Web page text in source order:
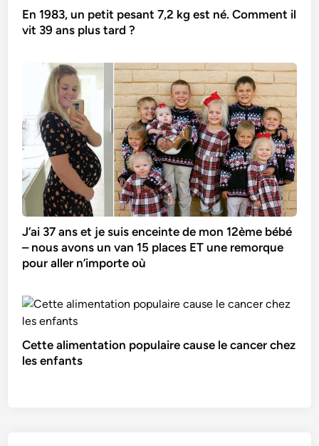
En 1983, un petit pesant 7,2 kg est né. Comment il
vit 39 ans plus tard ?
J’ai 37 ans et je suis enceinte de mon 12ème bébé
– nous avons un van 15 places ET une remorque
pour aller n’importe où
Cette alimentation populaire cause le cancer chez
les enfants